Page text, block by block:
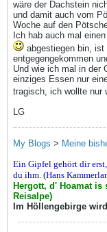
wäre der Dachstein
und damit auch vom
Woche auf den
Ich hab auch mal
abgestiegen bin,
entgegengekommen
Und wie ich mal in der
einziges Essen nur
tragisch, ich wollte nur
LG
My Blogs > Meine
Ein Gipfel gehört dir
du ihm. (Hans
Hergott, d' Hoamat is
Reisalpe)
Im Höllengebirge